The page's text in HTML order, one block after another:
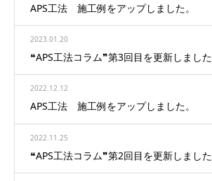
APS工法 施工例をアップしました。
2023.01.20
❝APS工法コラム❞第3回目を更新しました
2022.12.12
APS工法 施工例をアップしました。
2022.11.25
❝APS工法コラム❞第2回目を更新しました